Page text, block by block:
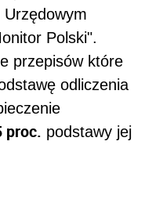
Polski".
przepisów które
odliczenia
proc. podstawy jej